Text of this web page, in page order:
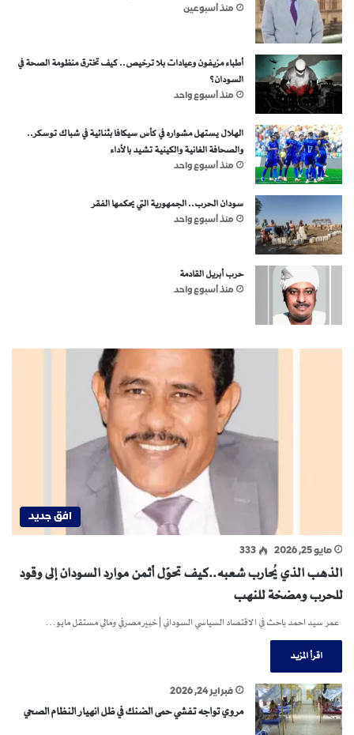
منذ أسبوعين
أطباء مزيفون وعيادات بلا ترخيص.. كيف تخترق منظومة الصحة في
السودان؟
منذ أسبوع واحد
الهلال يستهل مشواره في كأس سيكافا بثنائية في شباك توسكر..
والصحافة الغانية والكينية تشيد بالأداء
منذ أسبوع واحد
سودان الحرب.. الجمهورية التي يحكمها الفقر
منذ أسبوع واحد
حرب أبريل القادمة
منذ أسبوع واحد
افق جديد
مايو 25, 2026 333
الذهب الذي يُحارب شعبه..كيف تحوّل أثمن موارد السودان إلى وقود
للحرب ومضخة للنهب
عمر سيد احمد باحث في الاقتصاد السياسي السوداني | خبير مصرفي ومالي مستقل مايو…
اقرأ المزيد
فبراير 24, 2026
مروي تواجه تفشي حمى الضنك في ظل انهيار النظام الصحي